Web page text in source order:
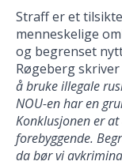
Straff er et
menneskelige
og begrenset
Røgeberg
å bruke illegale
NOU-en har en
Konklusjonen er
forebyggende.
da bør vi